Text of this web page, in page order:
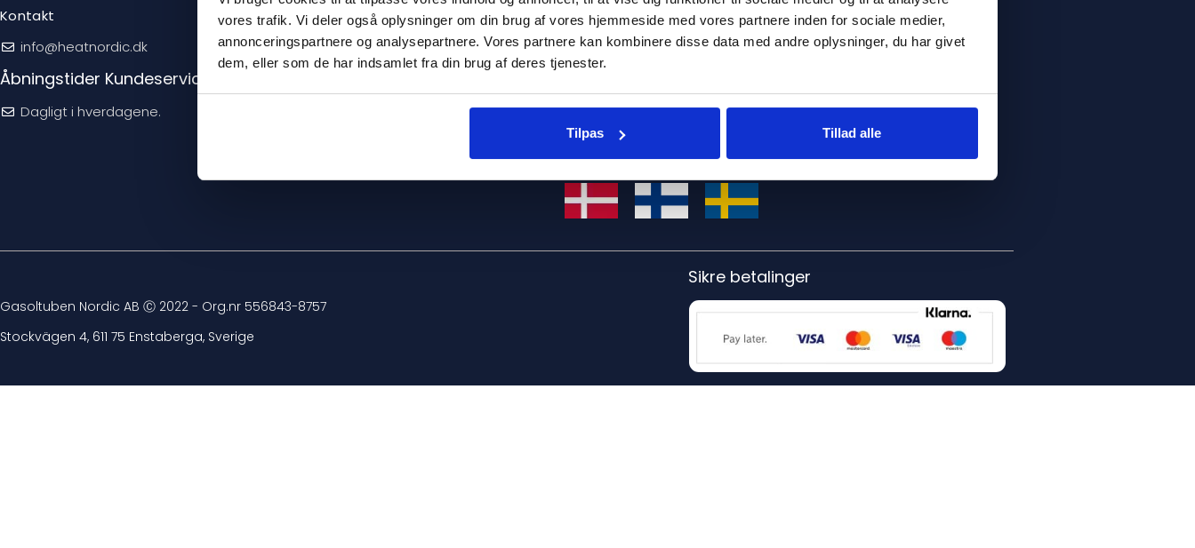
vores trafik. Vi deler også oplysninger om din brug af vores hjemmeside med vores partnere inden for sociale medier,
annonceringspartnere og analysepartnere. Vores partnere kan kombinere disse data med andre oplysninger, du har givet
dem, eller som de har indsamlet fra din brug af deres tjenester.
Tilpas Tillad alle
Kontakt
info@heatnordic.dk
Åbningstider Kundeservice
Dagligt i hverdagene.
Leveringsbetingelser
Privatlivspolitik
Følg os på
Gasoltuben Nordic AB Ⓒ 2022 - Org.nr 556843-8757
Stockvägen 4, 611 75 Enstaberga, Sverige
Sikre betalinger